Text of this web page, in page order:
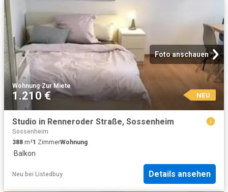
Foto anschauen
Wohnung·Zur Miete
1.210 € NEU
Studio in Renneroder Straße, Sossenheim
Sossenheim
388 m²1 ZimmerWohnung
·Balkon
Neu bei Listedbuy Details ansehen